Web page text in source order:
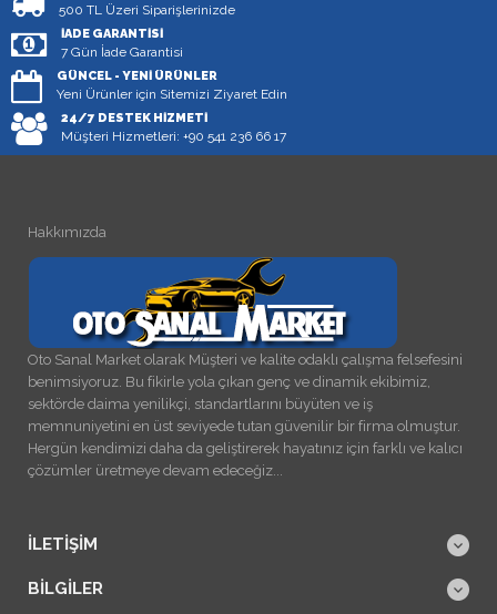
500 TL Üzeri Siparişlerinizde
İADE GARANTISI
7 Gün İade Garantisi
GÜNCEL - YENI ÜRÜNLER
Yeni Ürünler için Sitemizi Ziyaret Edin
24/7 DESTEK HIZMETI
Müşteri Hizmetleri: +90 541 236 66 17
Hakkımızda
Oto Sanal Market olarak Müşteri ve kalite odaklı çalışma felsefesini
benimsiyoruz. Bu fikirle yola çıkan genç ve dinamik ekibimiz,
sektörde daima yenilikçi, standartlarını büyüten ve iş
memnuniyetini en üst seviyede tutan güvenilir bir firma olmuştur.
Hergün kendimizi daha da geliştirerek hayatınız için farklı ve kalıcı
çözümler üretmeye devam edeceğiz...
İLETIŞIM
BILGILER